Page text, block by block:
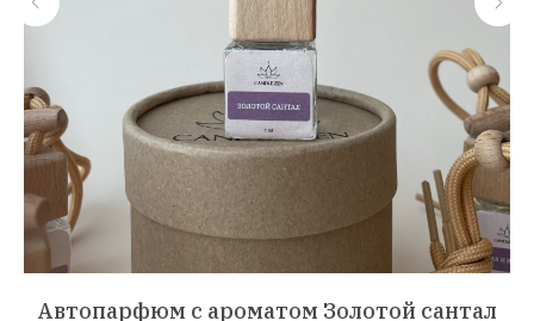
Автопарфюм с ароматом Золотой сантал